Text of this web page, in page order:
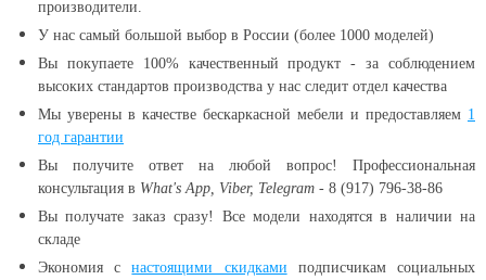
производители.
У нас самый большой выбор в России (более 1000 моделей)
Вы покупаете 100% качественный продукт - за соблюдением
высоких стандартов производства у нас следит отдел качества
Мы уверены в качестве бескаркасной мебели и предоставляем 1
год гарантии
Вы получите ответ на любой вопрос! Профессиональная
консультация в What's App, Viber, Telegram - 8 (917) 796-38-86
Вы получате заказ сразу! Все модели находятся в наличии на
складе
Экономия снастоящими скидками подписчикам социальных